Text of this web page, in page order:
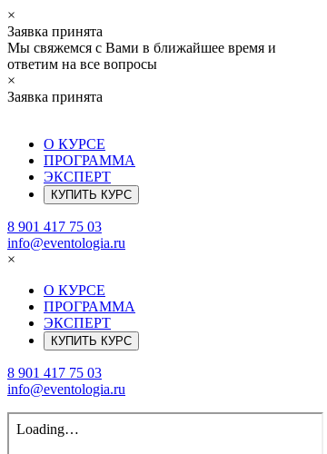
×
Заявка принята
Мы свяжемся с Вами в ближайшее время и
ответим на все вопросы
×
Заявка принята
О КУРСЕ
ПРОГРАММА
ЭКСПЕРТ
КУПИТЬ КУРС
8 901 417 75 03
info@eventologia.ru
×
О КУРСЕ
ПРОГРАММА
ЭКСПЕРТ
КУПИТЬ КУРС
8 901 417 75 03
info@eventologia.ru